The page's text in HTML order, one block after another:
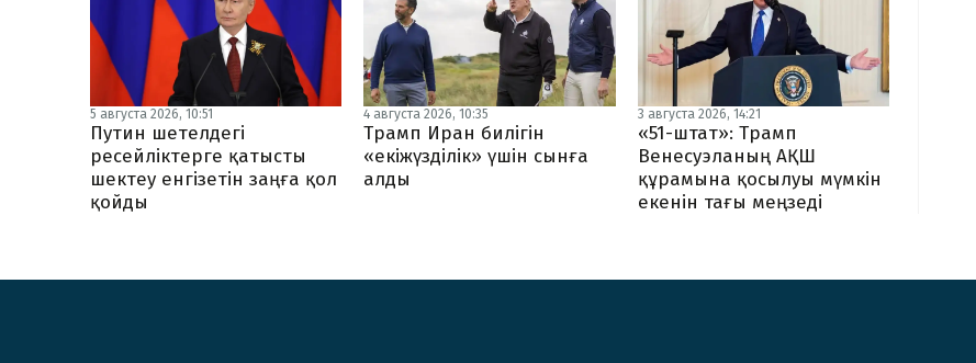
5 августа 2026, 10:51
Путин шетелдегі
ресейліктерге қатысты
шектеу енгізетін заңға қол
қойды
4 августа 2026, 10:35
Трамп Иран билігін
«екіжүзділік» үшін сынға
алды
3 августа 2026, 14:21
«51-штат»: Трамп
Венесуэланың АҚШ
құрамына қосылуы мүмкін
екенін тағы меңзеді